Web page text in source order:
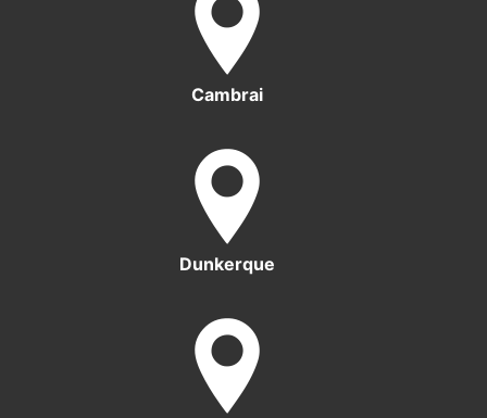
Cambrai
Dunkerque